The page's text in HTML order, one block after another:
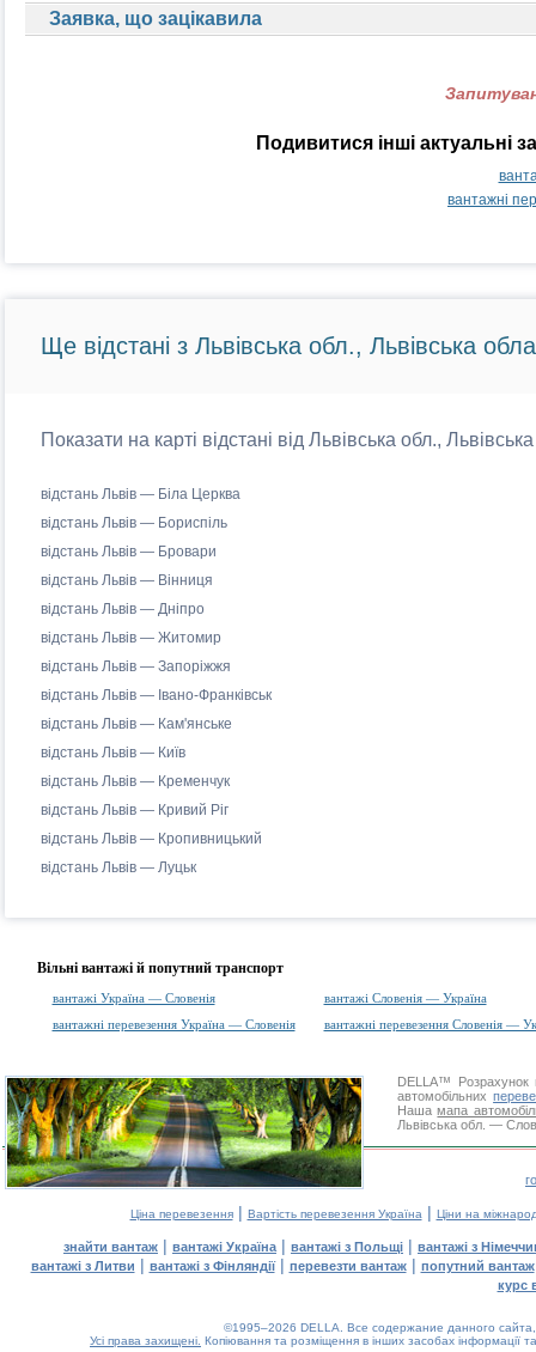
Заявка, що зацікавила
Подивитися інші актуальні
вантажні
Ще відстані з Львівська обл., Львівська
Показати на карті відстані від Львівська обл.,
відстань Львів — Біла Церква
відстань Львів — Бориспіль
відстань Львів — Бровари
відстань Львів — Вінниця
відстань Львів — Дніпро
відстань Львів — Житомир
відстань Львів — Запоріжжя
відстань Львів — Івано-Франківськ
відстань Львів — Кам'янське
відстань Львів — Київ
відстань Львів — Кременчук
відстань Львів — Кривий Ріг
відстань Львів — Кропивницький
відстань Львів — Луцьк
Вільні вантажі й попутний транспорт
вантажі Україна — Словенія
вантажі Словенія — Україна
вантажні перевезення Україна — Словенія
вантажні перевезення Словенія —
DELLA™
Розрахунок
автомобільних
Нашамапа
Львівська обл. —
Ціна перевезення| Вартість перевезення Україна | Ціни на
знайти вантаж | вантажі Україна | вантажі з Польщі | вантажі з
вантажі з Литви | вантажі з Фінляндії| перевезти вантаж| попутний вантаж
курс
©1995–2026 DELLA. Все содержание данного
Усі права захищені. Копіювання та розміщення в інших засобах інформації